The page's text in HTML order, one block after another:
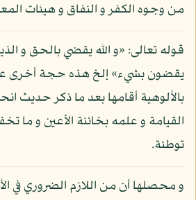
من وجوه الكفر و النفاق و هيئات
قوله تعالى: «و الله يقضي بالحق و
يقضون بشيء» إلخ هذه حجة أخرى
بالألوهية أقامها بعد ما ذكر حديث
القيامة و علمه بخائنة الأعين و ما
توطئة.
و محصلها أن من اللازم الضروري في